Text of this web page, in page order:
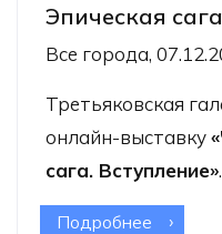
Эпическая
Все города,
Третьяковская
онлайн-выставку
сага. Вступление».
Подробнее о